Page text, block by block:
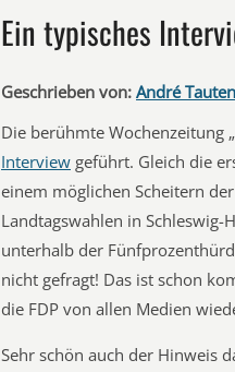
Ein typisches
Geschrieben von: André
Die berühmte Wochenzeitung
Interview geführt. Gleich die
einem möglichen Scheitern
Landtagswahlen in
unterhalb der
nicht gefragt! Das ist schon
die FDP von allen Medien
Sehr schön auch der Hinweis